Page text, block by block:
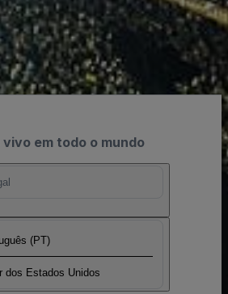
em todo o mundo
(PT)
dos Estados Unidos